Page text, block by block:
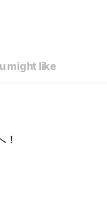
might like
！